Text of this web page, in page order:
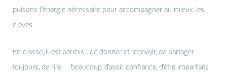
puisons l’énergie nécessaire pour accompagner au mieux les
élèves.
En classe, il est permis : de donner et recevoir, de partager …
toujours, de rire … beaucoup, d’avoir confiance, d’être imparfaits